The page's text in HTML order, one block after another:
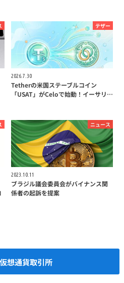
テザー
2026.7.30
Tetherの米国ステーブルコイン
「USAT」がCeloで始動！イーサリ…
ニュース
2023.10.11
ブラジル議会委員会がバイナンス関
係者の起訴を提案
想通貨取引所